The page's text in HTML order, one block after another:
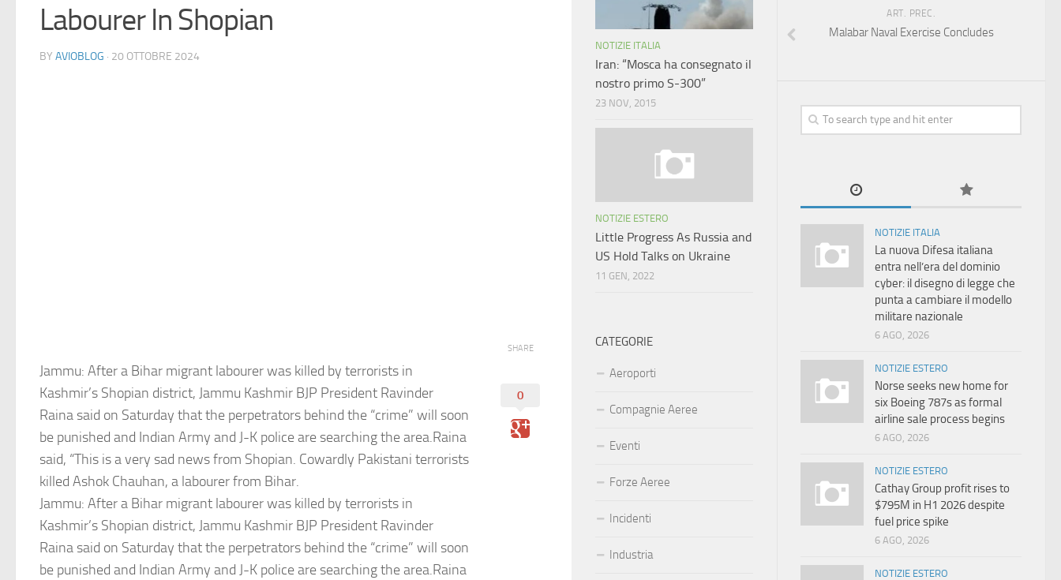
Labourer In Shopian
BY AVIOBLOG · 20 OTTOBRE 2024
Jammu: After a Bihar migrant labourer was killed by terrorists in
Kashmir’s Shopian district, Jammu Kashmir BJP President Ravinder
Raina said on Saturday that the perpetrators behind the “crime” will soon
be punished and Indian Army and J-K police are searching the area.Raina
said, “This is a very sad news from Shopian. Cowardly Pakistani terrorists
killed Ashok Chauhan, a labourer from Bihar.
Jammu: After a Bihar migrant labourer was killed by terrorists in
Kashmir’s Shopian district, Jammu Kashmir BJP President Ravinder
Raina said on Saturday that the perpetrators behind the “crime” will soon
be punished and Indian Army and J-K police are searching the area.Raina
SHARE
0
ART. PREC.
Malabar Naval Exercise Concludes
NOTIZIE ITALIA
La nuova Difesa italiana
entra nell’era del dominio
cyber: il disegno di legge che
punta a cambiare il modello
militare nazionale
6 AGO, 2026
NOTIZIE ESTERO
Norse seeks new home for
six Boeing 787s as formal
airline sale process begins
6 AGO, 2026
NOTIZIE ESTERO
Cathay Group profit rises to
$795M in H1 2026 despite
fuel price spike
6 AGO, 2026
NOTIZIE ESTERO
NOTIZIE ITALIA
Iran: “Mosca ha consegnato il
nostro primo S-300”
23 NOV, 2015
NOTIZIE ESTERO
Little Progress As Russia and
US Hold Talks on Ukraine
11 GEN, 2022
CATEGORIE
Aeroporti
Compagnie Aeree
Eventi
Forze Aeree
Incidenti
Industria